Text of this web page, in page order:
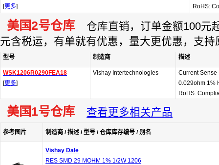
[更多]
RoHS:
美国2号仓库 仓库直销，订单金额100元
元含税运，有单就有优惠，量大更优惠，支持
型号 制造商 描述
WSK1206R0290FEA18
[更多]
Vishay Intertechnologies
Current Sense
0.029ohm 1%
RoHS:
美国1号仓库 查看更多相关产品
参考图片 制造商 / 描述 / 型号 / 仓库库存编号 / 别名
Vishay Dale
RES SMD 29 MOHM 1% 1/2W 1206